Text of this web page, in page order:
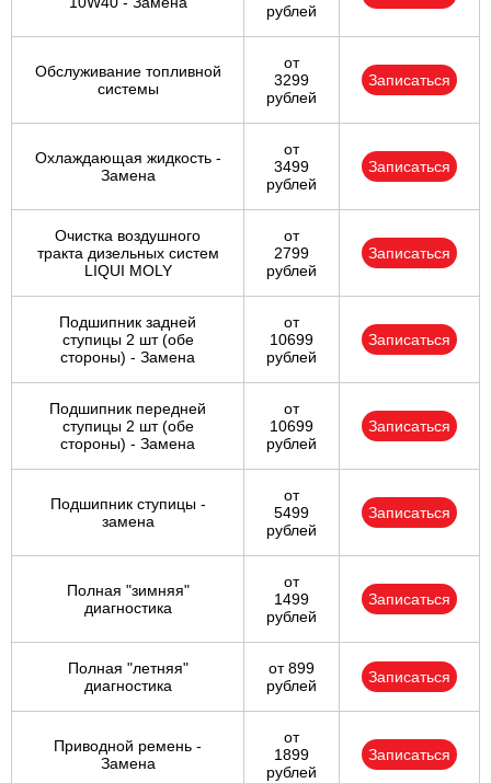
рублей
Обслуживание топливной
системы
от
3299
рублей
Записаться
Охлаждающая жидкость -
Замена
от
3499
рублей
Записаться
Очистка воздушного
тракта дизельных систем
LIQUI MOLY
от
2799
рублей
Записаться
Подшипник задней
ступицы 2 шт (обе
стороны) - Замена
от
10699
рублей
Записаться
Подшипник передней
ступицы 2 шт (обе
стороны) - Замена
от
10699
рублей
Записаться
Подшипник ступицы -
замена
от
5499
рублей
Записаться
Полная "зимняя"
диагностика
от
1499
рублей
Записаться
Полная "летняя"
диагностика
от 899
рублей
Записаться
Приводной ремень -
Замена
от
1899
рублей
Записаться